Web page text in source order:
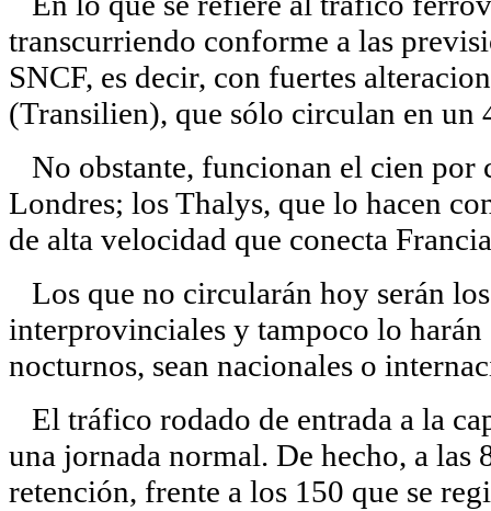
transcurriendo conforme a las
SNCF, es decir, con fuertes
(Transilien), que sólo circulan en
No obstante, funcionan el cien por
Londres; los Thalys, que lo hacen
de alta velocidad que conecta
Los que no circularán hoy serán
interprovinciales y tampoco lo harán
nocturnos, sean nacionales o
El tráfico rodado de entrada a la
una jornada normal. De hecho, a
retención, frente a los 150 que se